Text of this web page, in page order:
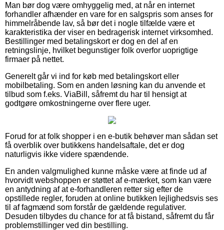
Man bør dog være omhyggelig med, at når en internet
forhandler afhænder en vare for en salgspris som anses for
himmelråbende lav, så bør det i nogle tilfælde være et
karakteristika der viser en bedragerisk internet virksomhed.
Bestillinger med betalingskort er dog en del af en
retningslinje, hvilket begunstiger folk overfor uoprigtige
firmaer på nettet.
Generelt går vi ind for køb med betalingskort eller
mobilbetaling. Som en anden løsning kan du anvende et
tilbud som f.eks. ViaBill, såfremt du har til hensigt at
godtgøre omkostningerne over flere uger.
Forud for at folk shopper i en e-butik behøver man sådan set
få overblik over butikkens handelsaftale, det er dog
naturligvis ikke videre spændende.
En anden valgmulighed kunne måske være at finde ud af
hvorvidt webshoppen er støttet af e-mærket, som kan være
en antydning af at e-forhandleren retter sig efter de
opstillede regler, foruden at online butikken lejlighedsvis ses
til af fagmænd som forstår de gældende regulativer.
Desuden tilbydes du chance for at få bistand, såfremt du får
problemstillinger ved din bestilling.